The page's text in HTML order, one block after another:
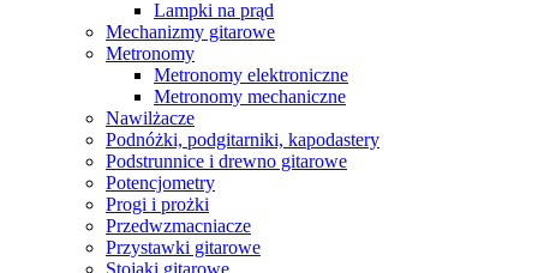
Lampki na prąd
Mechanizmy gitarowe
Metronomy
Metronomy elektroniczne
Metronomy mechaniczne
Nawilżacze
Podnóżki, podgitarniki, kapodastery
Podstrunnice i drewno gitarowe
Potencjometry
Progi i prożki
Przedwzmacniacze
Przystawki gitarowe
Stojaki gitarowe